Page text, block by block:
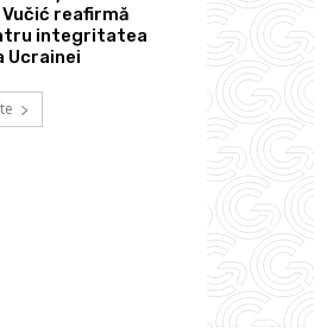
reafirmă
integritatea
Ucrainei